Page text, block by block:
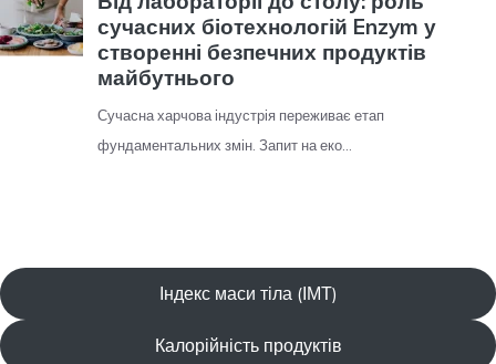
Індекс маси тіла (ІМТ)
Калорійність продуктів